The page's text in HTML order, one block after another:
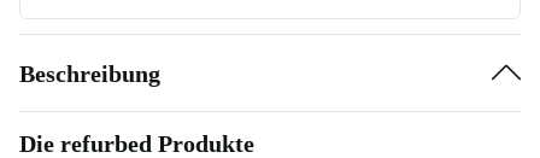
Beschreibung
Die refurbed Produkte